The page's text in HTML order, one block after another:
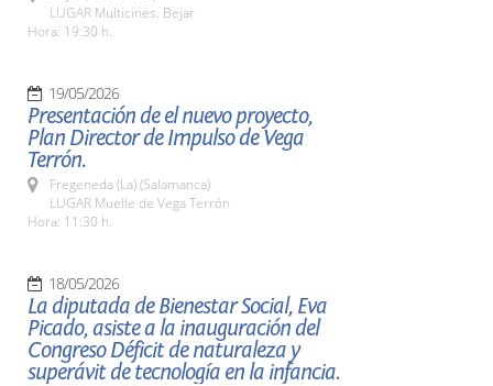
LUGAR Multicines. Bejar
Hora: 19:30 h.
19/05/2026
Presentación de el nuevo proyecto,
Plan Director de Impulso de Vega
Terrón.
Fregeneda (La) (Salamanca)
LUGAR Muelle de Vega Terrón
Hora: 11:30 h.
18/05/2026
La diputada de Bienestar Social, Eva
Picado, asiste a la inauguración del
Congreso Déficit de naturaleza y
superávit de tecnología en la infancia.